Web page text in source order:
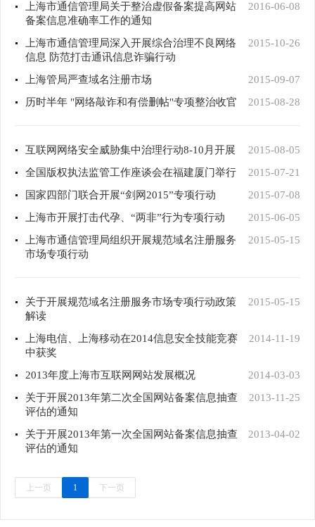
2016-06-08
上海市通信管理局关于整治虚假备案提高网站
备案信息准确率工作的通知
2015-10-26
上海市通信管理局深入开展综合治理不良网络
信息 防范打击通讯信息诈骗行动
2015-09-07
上海管局严查域名注册市场
2015-08-28
历时半年 "网络敲诈和有偿删帖"专项整治收官
2015-08-05
互联网网络安全威胁集中治理行动8-10月开展
2015-07-21
全国版权执法监管工作座谈会在福建厦门举行
2015-07-08
国家四部门联合开展“剑网2015”专项行动
2015-06-05
上海市开展打击代孕、“两非”行为专项行动
2015-05-15
上海市通信管理局组织开展规范域名注册服务
市场专项行动
2015-05-15
关于开展规范域名注册服务市场专项行动政策
解读
2014-11-19
上海电信、上海移动在2014信息安全技能竞赛
中获奖
2014-03-03
2013年度上海市互联网网站发展概况
2013-11-25
关于开展2013年第二次全国网站备案信息抽查
评估的通知
2013-04-02
关于开展2013年第一次全国网站备案信息抽查
评估的通知
上一页 1 下一页